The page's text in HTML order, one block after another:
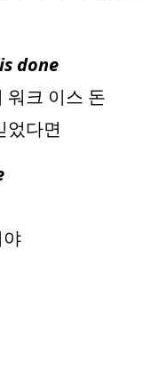
done
워크 이스 돈
었다면